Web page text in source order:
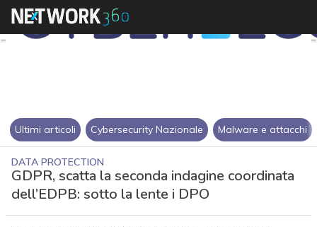
Ultimi articoli Cybersecurity Nazionale Malware e attacchi
DATA PROTECTION
GDPR, scatta la seconda indagine coordinata
dell’EDPB: sotto la lente i DPO